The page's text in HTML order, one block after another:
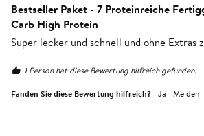
Bestseller Paket - 7 Proteinreiche
Carb High Protein
Super lecker und schnell und ohne Extras
1 Person hat diese Bewertung hilfreich gefunden.
Fanden Sie diese Bewertung hilfreich? Ja Melden